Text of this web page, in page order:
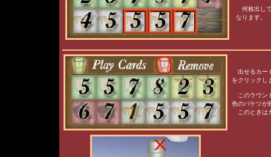
何枚出し
なります。
出せるカー
をクリックし
このラウン
色のバケツが
このときは